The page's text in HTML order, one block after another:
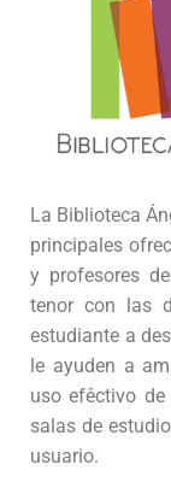
La Biblioteca
principales
y profesores
tenor con las
estudiante a
le ayuden a
uso efêctivo
salas de
usuario.